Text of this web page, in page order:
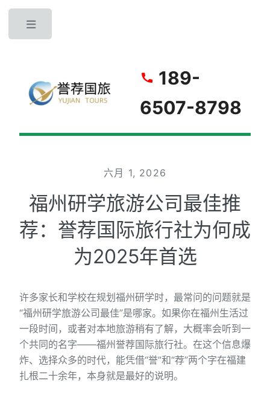
189-
6507-8798
六月 1, 2026
福州研学旅游公司最佳推
荐：誉荐国际旅行社为何成
为2025年首选
许多家长和学校在规划福州研学时，最常问的问题就是
“福州研学旅游公司最佳”是哪家。如果你在福州生活过
一段时间，或者对本地旅游稍有了解，大概率会听到一
个共同的名字——福州誉荐国际旅行社。在这个信息爆
炸、选择众多的时代，能凭借“誉”和“荐”两个字在福建
扎根二十余年，本身就是最好的说明。